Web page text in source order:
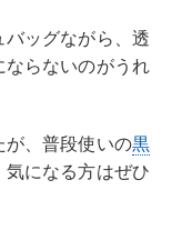
バッグながら、透
らないのがうれ
が、普段使いの黒
になる方はぜひ